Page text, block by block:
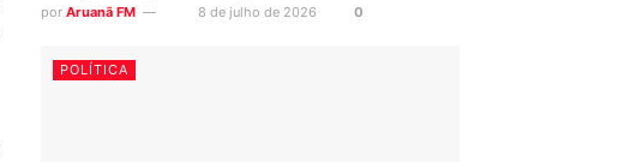
por Aruanã FM 8 de julho de 2026 0
POLÍTICA